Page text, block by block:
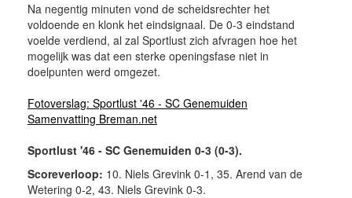
Na negentig minuten vond de scheidsrechter het
voldoende en klonk het eindsignaal. De 0-3 eindstand
voelde verdiend, al zal Sportlust zich afvragen hoe het
mogelijk was dat een sterke openingsfase niet in
doelpunten werd omgezet.
Fotoverslag: Sportlust '46 - SC Genemuiden
Samenvatting Breman.net
Sportlust '46 - SC Genemuiden 0-3 (0-3).
Scoreverloop: 10. Niels Grevink 0-1, 35. Arend van de
Wetering 0-2, 43. Niels Grevink 0-3.